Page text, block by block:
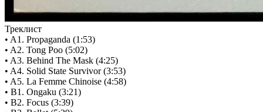
Треклист
• A1. Propaganda (1:53)
• A2. Tong Poo (5:02)
• A3. Behind The Mask (4:25)
• A4. Solid State Survivor (3:53)
• A5. La Femme Chinoise (4:58)
• B1. Ongaku (3:21)
• B2. Focus (3:39)